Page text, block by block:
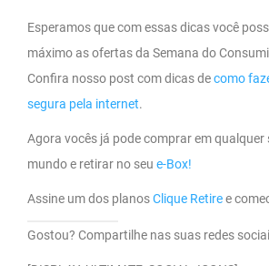
Esperamos que com essas dicas você
máximo as ofertas da Semana do
Confira nosso post com dicas decomo
segura pela internet.
Agora vocês já pode comprar em qualquer
mundo e retirar no seu e-Box!
Assine um dos planosClique Retiree
Gostou? Compartilhe nas suas redes